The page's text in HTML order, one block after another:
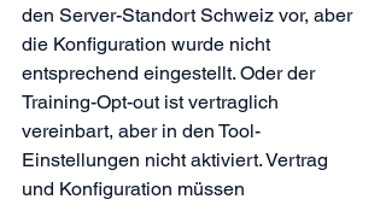
den Server-Standort Schweiz vor, aber
die Konfiguration wurde nicht
entsprechend eingestellt. Oder der
Training-Opt-out ist vertraglich
vereinbart, aber in den Tool-
Einstellungen nicht aktiviert. Vertrag
und Konfiguration müssen